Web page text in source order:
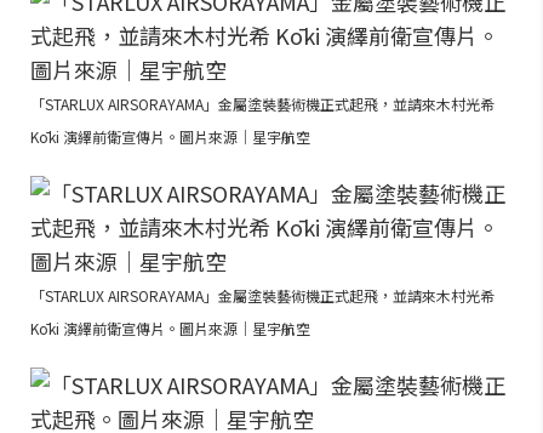
「STARLUX AIRSORAYAMA」金屬塗裝藝術機正式起飛，並請來木村光希
Kōki 演繹前衛宣傳片。圖片來源｜星宇航空
「STARLUX AIRSORAYAMA」金屬塗裝藝術機正式起飛，並請來木村光希
Kōki 演繹前衛宣傳片。圖片來源｜星宇航空